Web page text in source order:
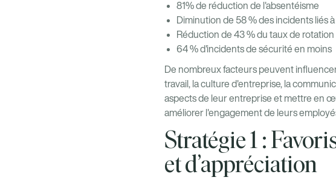
81% de réduction de l'absentéisme
Diminution de 58 % des incidents liés
Réduction de 43 % du taux de
64 % d'incidents de sécurité en moins
De nombreux facteurs peuvent
travail, la culture d'entreprise, la
aspects de leur entreprise et mettre en
améliorer l'engagement de leurs
Stratégie 1 :
et d’appréciation